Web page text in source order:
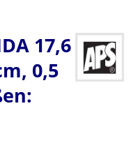
17,6
0,5